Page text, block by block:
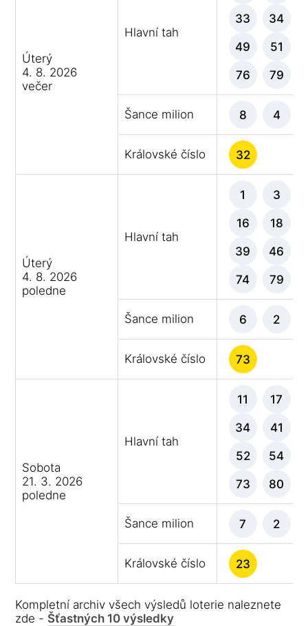
Úterý
4. 8. 2026
večer
Hlavní tah
33 34
49 51
76 79
Šance milion 8 4
Královské číslo 32
Úterý
4. 8. 2026
poledne
Hlavní tah
1 3
16 18
39 46
74 79
Šance milion 6 2
Královské číslo 73
Sobota
21. 3. 2026
poledne
Hlavní tah
11 17
34 41
52 54
73 80
Šance milion 7 2
Královské číslo 23
Kompletní archiv všech výsledů loterie naleznete
zde - Šťastných 10 výsledky